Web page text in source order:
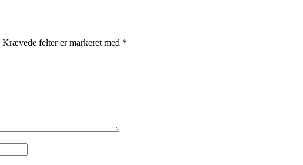
Krævede felter er markeret med *